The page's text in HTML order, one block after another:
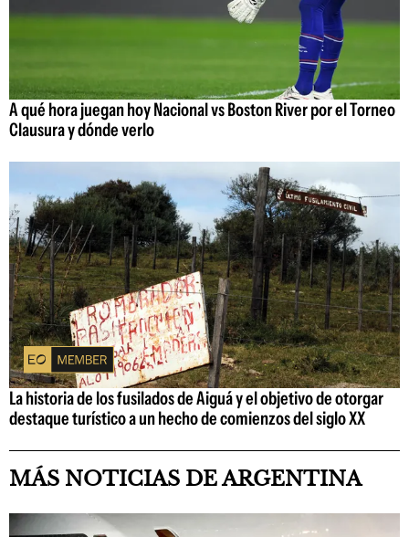
A qué hora juegan hoy Nacional vs Boston River por el Torneo
Clausura y dónde verlo
La historia de los fusilados de Aiguá y el objetivo de otorgar
destaque turístico a un hecho de comienzos del siglo XX
MÁS NOTICIAS DE ARGENTINA